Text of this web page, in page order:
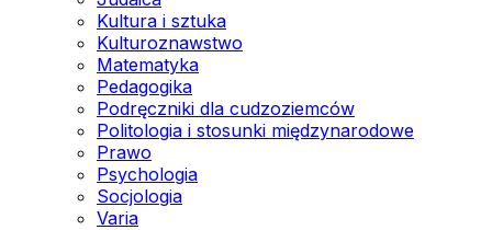
Kultura i sztuka
Kulturoznawstwo
Matematyka
Pedagogika
Podręczniki dla cudzoziemców
Politologia i stosunki międzynarodowe
Prawo
Psychologia
Socjologia
Varia